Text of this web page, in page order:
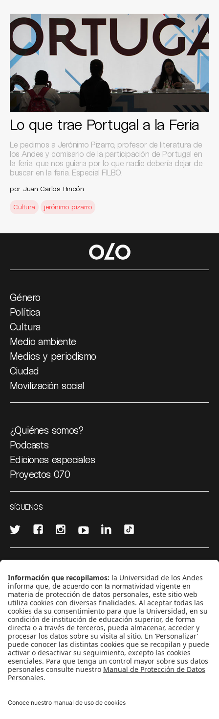
Lo que trae Portugal a la Feria
Le pedimos a Jerónimo Pizarro, profesor de literatura de
los Andes y comisario de la participación de Portugal en
la feria, que nos guiara por lo que nadie debería dejar de
buscar en la feria. Especial FILBO.
por Juan Carlos Rincón
Cultura jerónimo pizarro
Género
Política
Cultura
Medio ambiente
Medios y periodismo
Ciudad
Movilización social
¿Quiénes somos?
Podcasts
Ediciones especiales
Proyectos 070
SÍGUENOS
CONTÁCTANOS
cerosetenta@uniandes.edu.co
BOGOTÁ, COLOMBIA
NEWSLETTER